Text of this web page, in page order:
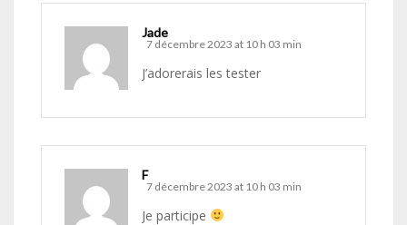
Jade
7 décembre 2023 at 10 h 03 min
J’adorerais les tester
F
7 décembre 2023 at 10 h 03 min
Je participe